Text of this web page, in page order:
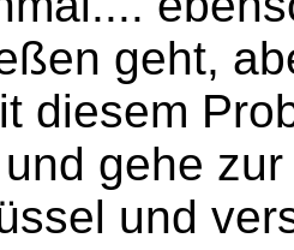
geht,
diesem
gehe
und